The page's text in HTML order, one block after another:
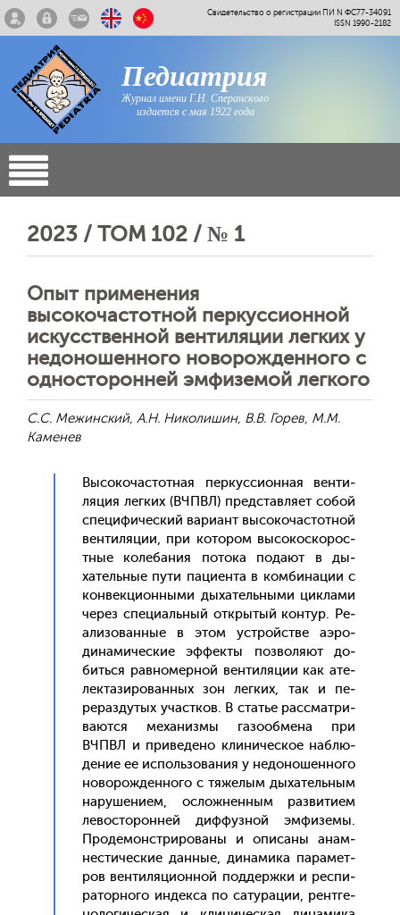
Свидетельство о регистрации ПИ N ФС77-34091
ISSN 1990-2182
Педиатрия
Журнал имени Г.Н. Сперанского
издается с мая 1922 года
2023 / ТОМ 102 / № 1
Опыт применения
высокочастотной перкуссионной
искусcтвенной вентиляции легких у
недоношенного новорожденного с
односторонней эмфиземой легкого
С.С. Межинский, А.Н. Николишин, В.В. Горев, М.М.
Каменев
Вы­соко­час­тотная пер­кусси­он­ная вен­ти­
ляция лег­ких (ВЧПВЛ) пред­став­ля­ет со­бой
спе­цифи­чес­кий ва­ри­ант вы­соко­час­тотной
вен­ти­ляции, при ко­тором вы­сокос­ко­рос­
тные ко­леба­ния по­тока по­да­ют в ды­
хатель­ные пу­ти па­ци­ен­та в ком­би­нации с
кон­векци­он­ны­ми ды­хатель­ны­ми цик­ла­ми
че­рез спе­ци­аль­ный от­кры­тый кон­тур. Ре­
али­зован­ные в этом ус­трой­стве а­эро­
дина­мичес­кие эф­фекты поз­во­ля­ют до­
бить­ся рав­но­мер­ной вен­ти­ляции как ате­
лек­та­зиро­ван­ных зон лег­ких, так и пе­
рераз­ду­тых учас­тков. В статье рас­смат­ри­
ва­ют­ся ме­ханиз­мы га­зо­об­ме­на при
ВЧПВЛ и при­веде­но кли­ничес­кое наб­лю­
дение ее ис­поль­зо­вания у не­доно­шен­но­го
но­ворож­денно­го с тя­желым ды­хатель­ным
на­руше­ни­ем, ос­ложнен­ным раз­ви­ти­ем
ле­вос­то­рон­ней диф­фузной эм­фи­земы.
Про­демонс­три­рова­ны и опи­саны анам­
нести­чес­кие дан­ные, ди­нами­ка па­рамет­
ров вен­ти­ляци­он­ной под­дер­жки и рес­пи­
ратор­но­го ин­декса по са­тура­ции, рен­тге­